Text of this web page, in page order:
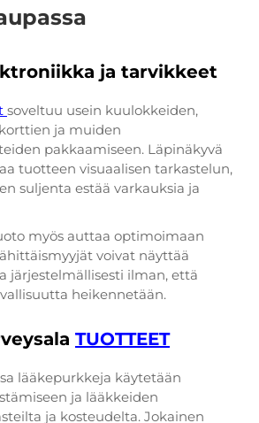
ja tarvikkeet
soveltuu usein kuulokkeiden,
ja muiden
pakkaamiseen. Läpinäkyvä
tuotteen visuaalisen tarkastelun,
suljenta estää varkauksia ja
myös auttaa optimoimaan
voivat näyttää
järjestelmällisesti ilman, että
heikennetään.
TUOTTEET
lääkepurkkeja käytetään
ja lääkkeiden
ja kosteudelta. Jokainen